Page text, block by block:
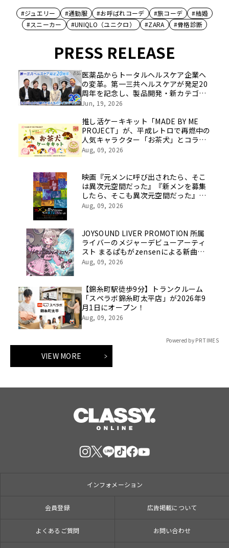
#ジュエリー #通勤服 #お呼ばれコーデ #旅コーデ
#結婚
#スニーカー
#UNIQLO（ユニクロ） #ZARA #骨格診断
PRESS RELEASE
医薬品からトータルヘルスケア企業へ
の変革。第一三共ヘルスケアが発足20
周年を記念し、製品開発・新カテゴリ
挑戦の舞台や旧社統合時のエピソード
像を公開！
Jun, 19, 2026
推し活ケーキキット「MADE BY ME
PROJECT」が、平成レトロで再燃中の
人気キャラクター「お茶犬」とコラボ
したケーキキットを8月10日(月)より限
Aug, 09, 2026
映画『元メンに呼び出されたら、そこ
は異次元空間だった』『新メンを募集
したら、そこも異次元空間だった』主
要動画配信サービスで配信開始
Aug, 09, 2026
JOYSOUND LIVER PROMOTION 所属
ライバーのメジャーデビューアーティ
スト まるぱもがzensenによる新曲
「HALLUCINATION？」をメジャー配
Aug, 09, 2026
【錦糸町駅徒歩9分】トランクルーム
「スペラボ錦糸町太平店」が2026年9
月1日にオープン！
Aug, 09, 2026
Powered by PR TIMES
VIEW MORE
インフォメーション
会員登録 広告掲載について
よくあるご質問 お問い合わせ